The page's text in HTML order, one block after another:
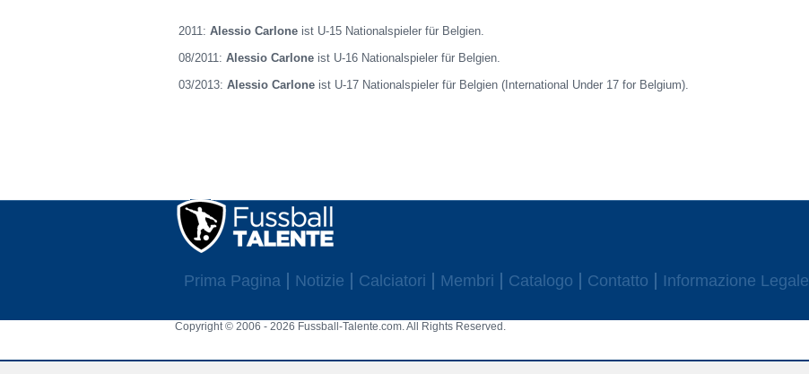
2011:Alessio Carlone ist U-15 Nationalspieler für Belgien.
08/2011:Alessio Carlone ist U-16 Nationalspieler für Belgien.
03/2013:Alessio Carlone ist U-17 Nationalspieler für Belgien (International Under 17 for Belgium).
Prima Pagina Notizie Calciatori Membri Catalogo Contatto Informazione Legale
Copyright © 2006 - 2026 Fussball-Talente.com. All Rights Reserved.